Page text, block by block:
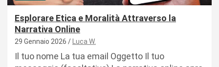
Esplorare Etica e Moralità Attraverso la
Narrativa Online
29 Gennaio 2026 Luca W.
Il tuo nome La tua email Oggetto Il tuo